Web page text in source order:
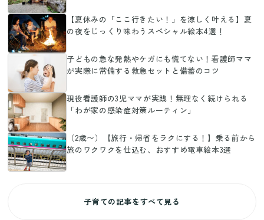
【夏休みの「ここ行きたい！」を涼しく叶える】夏
の夜をじっくり味わうスペシャル絵本4選！
子どもの急な発熱やケガにも慌てない！看護師ママ
が実際に常備する救急セットと備蓄のコツ
現役看護師の3児ママが実践！無理なく続けられる
「わが家の感染症対策ルーティン」
（2歳〜）【旅行・帰省をラクにする！】乗る前から
旅のワクワクを仕込む、おすすめ電車絵本3選
子育ての記事をすべて見る